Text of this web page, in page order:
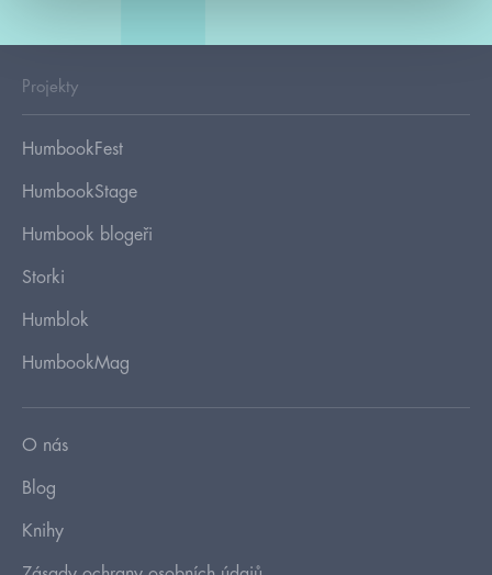
Projekty
HumbookFest
HumbookStage
Humbook blogeři
Storki
Humblok
HumbookMag
O nás
Blog
Knihy